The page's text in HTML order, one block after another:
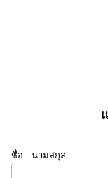
ชื่อ - นามสกุล